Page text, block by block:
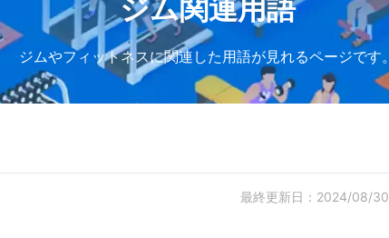
ジム関連用語
ジムやフィットネスに関連した用語が見れるページです。
最終更新日：2024/08/30